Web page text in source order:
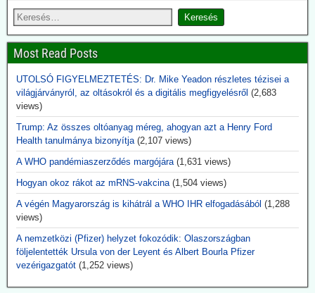
2026.06.14. JonFleetwood.com: A CDC csöndben
beismeri, hogy a génszekvenálás önmagában
nem bizonyítja a vírusátvitelt
hogy a génszekvenálás eredményei önmagukban nem tekinthetők
elegendő bizonyítéknak a vírusátvitel mellett, mégha a genomok
nagyon hasonlók is.
Mint tudjuk, az összes korlátozó intézkedés egyedül a PCR-
teszteken nyugodott.
2026.06.12. unorthodoxy.substack.com: Amikor
megváltoztatták a járványos gyermekbénulás
definícióját, hirtelen eltűnt a betegség. Érdekes,
ez pont egybeesett az oltások bevezetésével.
A történet arról szól, hogy mi történt a definícióval 1955-ben, abban
az évben, amikor Salk vakcináját bevezették. Ezt megelőzően a
„polio” fogalma rendkívül tág volt: akár egy 24 órán át tartó átmeneti
bénulás is ide sorolható volt. Azokat az eseteket, amelyeket ma
Guillain-Barré-szindrómának, aszeptikus agyhártyagyulladásnak
Most Read Posts
UTOLSÓ FIGYELMEZTETÉS: Dr. Mike Yeadon részletes tézisei a
világjárványról, az oltásokról és a digitális megfigyelésről (2,683
views)
Trump: Az összes oltóanyag méreg, ahogyan azt a Henry Ford
Health tanulmánya bizonyítja (2,107 views)
A WHO pandémiaszerződés margójára (1,631 views)
Hogyan okoz rákot az mRNS-vakcina (1,504 views)
A végén Magyarország is kihátrál a WHO IHR elfogadásából (1,288
views)
A nemzetközi (Pfizer) helyzet fokozódik: Olaszországban
följelentették Ursula von der Leyent és Albert Bourla Pfizer
vezérigazgatót (1,252 views)